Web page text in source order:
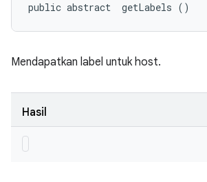
public abstract getLabels ()
Mendapatkan label untuk host.
Hasil